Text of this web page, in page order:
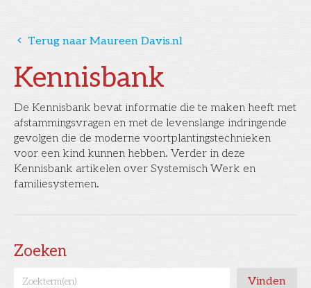
Kennisbank
De Kennisbank bevat informatie die te maken heeft met
afstammingsvragen en met de levenslange indringende
gevolgen die de moderne voortplantingstechnieken
voor een kind kunnen hebben. Verder in deze
Kennisbank artikelen over Systemisch Werk en
familiesystemen.
Zoeken
󰅁 Terug naar Maureen Davis.nl